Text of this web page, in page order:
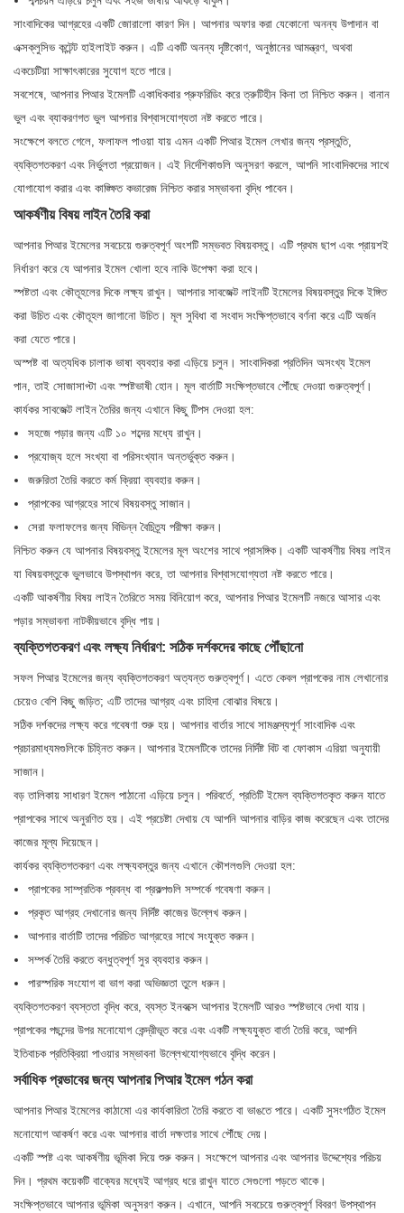
সাংবাদিকের আগ্রহের একটি জোরালো কারণ দিন। আপনার অফার করা যেকোনো অনন্য উপাদান বা
এক্সক্লুসিভ কন্টেন্ট হাইলাইট করুন। এটি একটি অনন্য দৃষ্টিকোণ, অনুষ্ঠানের আমন্ত্রণ, অথবা
একচেটিয়া সাক্ষাৎকারের সুযোগ হতে পারে।
সবশেষে, আপনার পিআর ইমেলটি একাধিকবার প্রুফরিডিং করে ত্রুটিহীন কিনা তা নিশ্চিত করুন। বানান
ভুল এবং ব্যাকরণগত ভুল আপনার বিশ্বাসযোগ্যতা নষ্ট করতে পারে।
সংক্ষেপে বলতে গেলে, ফলাফল পাওয়া যায় এমন একটি পিআর ইমেল লেখার জন্য প্রস্তুতি,
ব্যক্তিগতকরণ এবং নির্ভুলতা প্রয়োজন। এই নির্দেশিকাগুলি অনুসরণ করলে, আপনি সাংবাদিকদের সাথে
যোগাযোগ করার এবং কাঙ্ক্ষিত কভারেজ নিশ্চিত করার সম্ভাবনা বৃদ্ধি পাবেন।
আকর্ষণীয় বিষয় লাইন তৈরি করা
আপনার পিআর ইমেলের সবচেয়ে গুরুত্বপূর্ণ অংশটি সম্ভবত বিষয়বস্তু। এটি প্রথম ছাপ এবং প্রায়শই
নির্ধারণ করে যে আপনার ইমেল খোলা হবে নাকি উপেক্ষা করা হবে।
স্পষ্টতা এবং কৌতূহলের দিকে লক্ষ্য রাখুন। আপনার সাবজেক্ট লাইনটি ইমেলের বিষয়বস্তুর দিকে ইঙ্গিত
করা উচিত এবং কৌতূহল জাগানো উচিত। মূল সুবিধা বা সংবাদ সংক্ষিপ্তভাবে বর্ণনা করে এটি অর্জন
করা যেতে পারে।
অস্পষ্ট বা অত্যধিক চালাক ভাষা ব্যবহার করা এড়িয়ে চলুন। সাংবাদিকরা প্রতিদিন অসংখ্য ইমেল
পান, তাই সোজাসাপ্টা এবং স্পষ্টভাষী হোন। মূল বার্তাটি সংক্ষিপ্তভাবে পৌঁছে দেওয়া গুরুত্বপূর্ণ।
কার্যকর সাবজেক্ট লাইন তৈরির জন্য এখানে কিছু টিপস দেওয়া হল:
সহজে পড়ার জন্য এটি ১০ শব্দের মধ্যে রাখুন।
প্রযোজ্য হলে সংখ্যা বা পরিসংখ্যান অন্তর্ভুক্ত করুন।
জরুরিতা তৈরি করতে কর্ম ক্রিয়া ব্যবহার করুন।
প্রাপকের আগ্রহের সাথে বিষয়বস্তু সাজান।
সেরা ফলাফলের জন্য বিভিন্ন বৈচিত্র্য পরীক্ষা করুন।
নিশ্চিত করুন যে আপনার বিষয়বস্তু ইমেলের মূল অংশের সাথে প্রাসঙ্গিক। একটি আকর্ষণীয় বিষয় লাইন
যা বিষয়বস্তুকে ভুলভাবে উপস্থাপন করে, তা আপনার বিশ্বাসযোগ্যতা নষ্ট করতে পারে।
একটি আকর্ষণীয় বিষয় লাইন তৈরিতে সময় বিনিয়োগ করে, আপনার পিআর ইমেলটি নজরে আসার এবং
পড়ার সম্ভাবনা নাটকীয়ভাবে বৃদ্ধি পায়।
ব্যক্তিগতকরণ এবং লক্ষ্য নির্ধারণ: সঠিক দর্শকদের কাছে পৌঁছানো
সফল পিআর ইমেলের জন্য ব্যক্তিগতকরণ অত্যন্ত গুরুত্বপূর্ণ। এতে কেবল প্রাপকের নাম লেখানোর
চেয়েও বেশি কিছু জড়িত; এটি তাদের আগ্রহ এবং চাহিদা বোঝার বিষয়ে।
সঠিক দর্শকদের লক্ষ্য করে গবেষণা শুরু হয়। আপনার বার্তার সাথে সামঞ্জস্যপূর্ণ সাংবাদিক এবং
প্রচারমাধ্যমগুলিকে চিহ্নিত করুন। আপনার ইমেলটিকে তাদের নির্দিষ্ট বিট বা ফোকাস এরিয়া অনুযায়ী
সাজান।
বড় তালিকায় সাধারণ ইমেল পাঠানো এড়িয়ে চলুন। পরিবর্তে, প্রতিটি ইমেল ব্যক্তিগতকৃত করুন যাতে
প্রাপকের সাথে অনুরণিত হয়। এই প্রচেষ্টা দেখায় যে আপনি আপনার বাড়ির কাজ করেছেন এবং তাদের
কাজের মূল্য দিয়েছেন।
কার্যকর ব্যক্তিগতকরণ এবং লক্ষ্যবস্তুর জন্য এখানে কৌশলগুলি দেওয়া হল:
প্রাপকের সাম্প্রতিক প্রবন্ধ বা প্রকল্পগুলি সম্পর্কে গবেষণা করুন।
প্রকৃত আগ্রহ দেখানোর জন্য নির্দিষ্ট কাজের উল্লেখ করুন।
আপনার বার্তাটি তাদের পরিচিত আগ্রহের সাথে সংযুক্ত করুন।
সম্পর্ক তৈরি করতে বন্ধুত্বপূর্ণ সুর ব্যবহার করুন।
পারস্পরিক সংযোগ বা ভাগ করা অভিজ্ঞতা তুলে ধরুন।
ব্যক্তিগতকরণ ব্যস্ততা বৃদ্ধি করে, ব্যস্ত ইনবক্সে আপনার ইমেলটি আরও স্পষ্টভাবে দেখা যায়।
প্রাপকের পছন্দের উপর মনোযোগ কেন্দ্রীভূত করে এবং একটি লক্ষ্যযুক্ত বার্তা তৈরি করে, আপনি
ইতিবাচক প্রতিক্রিয়া পাওয়ার সম্ভাবনা উল্লেখযোগ্যভাবে বৃদ্ধি করেন।
সর্বাধিক প্রভাবের জন্য আপনার পিআর ইমেল গঠন করা
আপনার পিআর ইমেলের কাঠামো এর কার্যকারিতা তৈরি করতে বা ভাঙতে পারে। একটি সুসংগঠিত ইমেল
মনোযোগ আকর্ষণ করে এবং আপনার বার্তা দক্ষতার সাথে পৌঁছে দেয়।
একটি স্পষ্ট এবং আকর্ষণীয় ভূমিকা দিয়ে শুরু করুন। সংক্ষেপে আপনার এবং আপনার উদ্দেশ্যের পরিচয়
দিন। প্রথম কয়েকটি বাক্যের মধ্যেই আগ্রহ ধরে রাখুন যাতে সেগুলো পড়তে থাকে।
সংক্ষিপ্তভাবে আপনার ভূমিকা অনুসরণ করুন। এখানে, আপনি সবচেয়ে গুরুত্বপূর্ণ বিবরণ উপস্থাপন